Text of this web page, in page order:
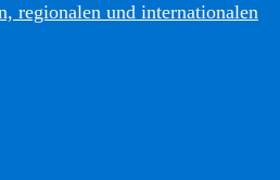
regionalen und internationalen